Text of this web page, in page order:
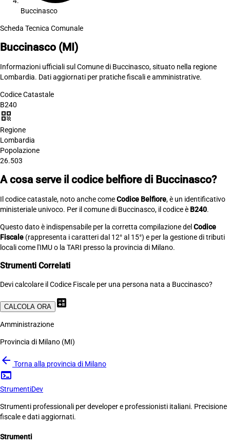
Buccinasco
Scheda Tecnica Comunale
Buccinasco (MI)
Informazioni ufficiali sul Comune di Buccinasco, situato nella regione
Lombardia. Dati aggiornati per pratiche fiscali e amministrative.
Codice Catastale
B240
qr_code
Regione
Lombardia
Popolazione
26.503
A cosa serve il codice belfiore di Buccinasco?
Il codice catastale, noto anche comeCodice Belfiore, è un identificativo
ministeriale univoco. Per il comune di Buccinasco, il codice è B240.
Questo dato è indispensabile per la corretta compilazione del Codice
Fiscale (rappresenta i caratteri dal 12° al 15°) e per la gestione di tributi
locali come l'IMU o la TARI presso la provincia di Milano.
Strumenti Correlati
Devi calcolare il Codice Fiscale per una persona nata a Buccinasco?
CALCOLA ORA calculate
Amministrazione
Provincia di Milano (MI)
arrow_back Torna alla provincia di Milano
terminal
StrumentiDev
Strumenti professionali per developer e professionisti italiani. Precisione
fiscale e dati aggiornati.
Strumenti